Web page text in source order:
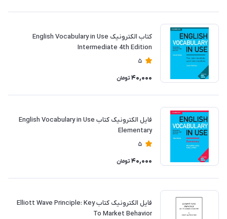
کتاب الکترونیک English Vocabulary in Use
Intermediate 4th Edition
5
40,000 تومان
فایل الکترونیک کتاب English Vocabulary in Use
Elementary
5
40,000 تومان
فایل الکترونیک کتاب Elliott Wave Principle: Key
To Market Behavior